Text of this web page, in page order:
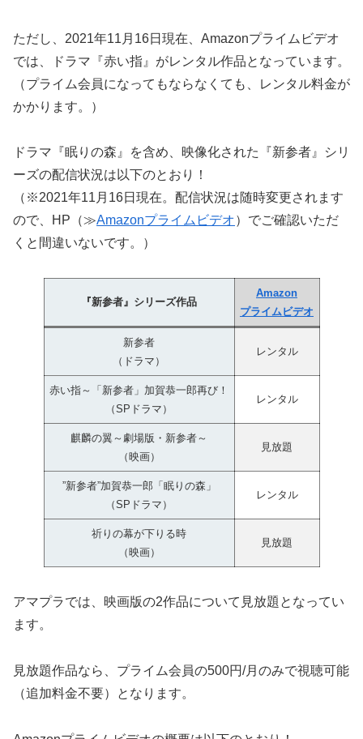
ただし、2021年11月16日現在、Amazonプライムビデオ
では、ドラマ『赤い指』がレンタル作品となっています。
（プライム会員になってもならなくても、レンタル料金が
かかります。）
ドラマ『眠りの森』を含め、映像化された『新参者』シリ
ーズの配信状況は以下のとおり！
（※2021年11月16日現在。配信状況は随時変更されます
ので、HP（≫Amazonプライムビデオ）でご確認いただ
くと間違いないです。）
『新参者』シリーズ作品
Amazon
プライムビデオ
新参者
（ドラマ）
レンタル
赤い指～「新参者」加賀恭一郎再び！
（SPドラマ）
レンタル
麒麟の翼～劇場版・新参者～
（映画）
見放題
”新参者”加賀恭一郎「眠りの森」
（SPドラマ）
レンタル
祈りの幕が下りる時
（映画）
見放題
アマプラでは、映画版の2作品について見放題となってい
ます。
見放題作品なら、プライム会員の500円/月のみで視聴可能
（追加料金不要）となります。